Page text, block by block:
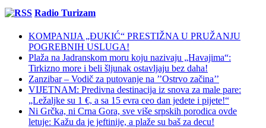
Radio Turizam
KOMPANIJA „ĐUKIĆ“ PRESTIŽNA U PRUŽANJU
POGREBNIH USLUGA!
Plaža na Jadranskom moru koju nazivaju „Havajima“:
Tirkizno more i beli šljunak ostavljaju bez daha!
Zanzibar – Vodič za putovanje na ’’Ostrvo začina’’
VIJETNAM: Predivna destinacija iz snova za male pare:
„Ležaljke su 1 €, a sa 15 evra ceo dan jedete i pijete!“
Ni Grčka, ni Crna Gora, sve više srpskih porodica ovde
letuje: Kažu da je jeftinije, a plaže su baš za decu!